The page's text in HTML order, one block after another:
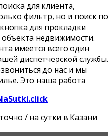
для клиента,
фильтр, но и поиск по
для прокладки
недвижимости.
имеется всего один
диспетчерской службы.
до нас и мы
Это наша работа
/ на сутки в Казани